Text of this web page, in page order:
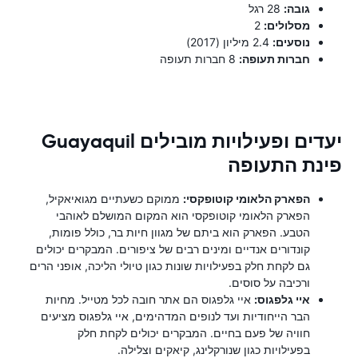
גובה:
מסלולים:
נוסעים:
חברות תעופה:
יעדים ופעילויות מובילים Guayaquil
פינת התעופה
הפארק הלאומי קוטופקסי: ממוקם כשעתיים מגואיאקיל,
הפארק הלאומי קוטופקסי הוא המקום המושלם לאוהבי
הטבע. הפארק הוא ביתם של מגוון חיות בר, כולל פומות,
קונדורים אנדיים ומינים רבים של ציפורים. המבקרים יכולים
גם לקחת חלק בפעילויות שונות כגון טיולי הליכה, אופני הרים
ורכיבה על סוסים.
איי גלפגוס: איי גלפגוס הם אתר חובה לכל מטייל. מחיות
הבר הייחודיות ועד לנופים המדהימים, איי גלפגוס מציעים
חוויה של פעם בחיים. המבקרים יכולים לקחת חלק
בפעילויות כגון שנורקלינג, קיאקים וצלילה.